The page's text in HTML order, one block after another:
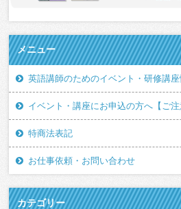
メニュー
英語講師のためのイベント・研修講座
イベント・講座にお申込の方へ【ご注
特商法表記
お仕事依頼・お問い合わせ
カテゴリー